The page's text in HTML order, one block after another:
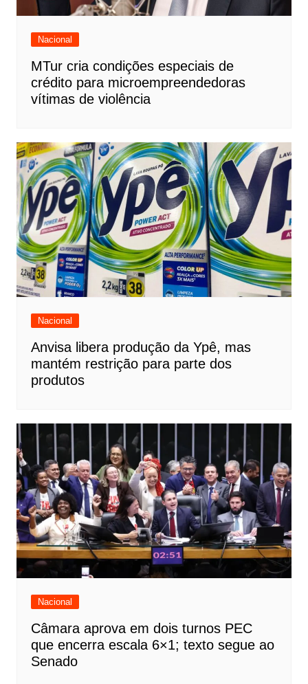
Nacional
MTur cria condições especiais de
crédito para microempreendedoras
vítimas de violência
Nacional
Anvisa libera produção da Ypê, mas
mantém restrição para parte dos
produtos
Nacional
Câmara aprova em dois turnos PEC
que encerra escala 6×1; texto segue ao
Senado